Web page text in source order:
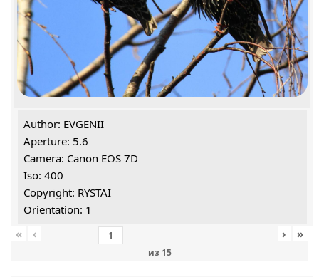
Author: EVGENII
Aperture: 5.6
Camera: Canon EOS 7D
Iso: 400
Copyright: RYSTAI
Orientation: 1
«
‹
из 15
› »